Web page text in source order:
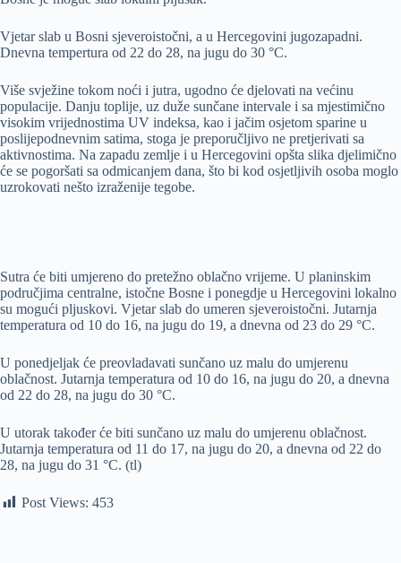
Vjetar slab u Bosni sjeveroistočni, a u Hercegovini jugozapadni.
Dnevna tempertura od 22 do 28, na jugu do 30 °C.
Više svježine tokom noći i jutra, ugodno će djelovati na većinu
populacije. Danju toplije, uz duže sunčane intervale i sa mjestimično
visokim vrijednostima UV indeksa, kao i jačim osjetom sparine u
poslijepodnevnim satima, stoga je preporučljivo ne pretjerivati sa
aktivnostima. Na zapadu zemlje i u Hercegovini opšta slika djelimično
će se pogoršati sa odmicanjem dana, što bi kod osjetljivih osoba moglo
uzrokovati nešto izraženije tegobe.
Sutra će biti umjereno do pretežno oblačno vrijeme. U planinskim
područjima centralne, istočne Bosne i ponegdje u Hercegovini lokalno
su mogući pljuskovi. Vjetar slab do umeren sjeveroistočni. Jutarnja
temperatura od 10 do 16, na jugu do 19, a dnevna od 23 do 29 °C.
U ponedjeljak će preovladavati sunčano uz malu do umjerenu
oblačnost. Jutarnja temperatura od 10 do 16, na jugu do 20, a dnevna
od 22 do 28, na jugu do 30 °C.
U utorak također će biti sunčano uz malu do umjerenu oblačnost.
Jutarnja temperatura od 11 do 17, na jugu do 20, a dnevna od 22 do
28, na jugu do 31 °C. (tl)
Post Views: 453